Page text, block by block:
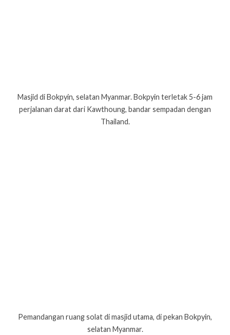
Masjid di Bokpyin, selatan Myanmar. Bokpyin terletak 5-6 jam
perjalanan darat dari Kawthoung, bandar sempadan dengan
Thailand.
Pemandangan ruang solat di masjid utama, di pekan Bokpyin,
selatan Myanmar.